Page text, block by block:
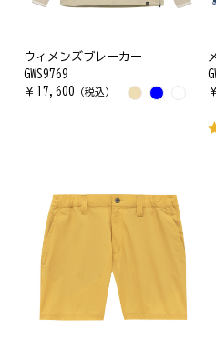
ウィメンズブレーカー
GWS9769
￥ 17,600 （税込） ￥